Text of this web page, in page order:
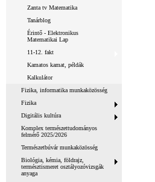
Zanta tv Matematika
Tanárblog
Érintő - Elektronikus
Matematikai Lap
11-12. fakt
Kamatos kamat, példák
Kalkulátor
Fizika, informatika munkaközösség
Fizika
Digitális kultúra
Komplex természettudományos
felmérő 2025/2026
Természetbúvár munkaközösség
Biológia, kémia, földrajz,
természtismeret osztályozóvizsgák
anyaga